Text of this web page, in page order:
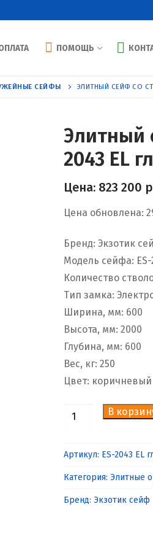
ПОМОЩЬ
СЕЙФЫ ЭЛИТНЫЙ СЕЙФ СО
Элитный
2043 EL
Цена: 823 200
Цена обновлена:
Бренд: Экзотик
Модель сейфа: ES-
Количество
Тип замка:
Ширина, мм: 600
Высота, мм: 2000
Глубина, мм: 600
Вес, кг: 250
Цвет: коричневый
Количество
сейф
со
стеклом
В
Артикул: ES-2043 EL
Категория: Элитные
Бренд: Экзотик сейф